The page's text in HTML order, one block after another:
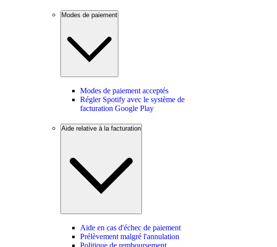
Modes de paiement
Modes de paiement acceptés
Régler Spotify avec le système de
facturation Google Play
Aide relative à la facturation
Aide en cas d'échec de paiement
Prélèvement malgré l'annulation
Politique de remboursement